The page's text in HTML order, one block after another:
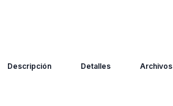
Descripción Detalles Archivos